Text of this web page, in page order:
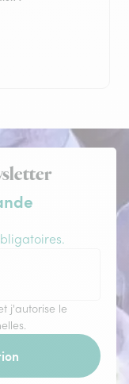
j'autorise le